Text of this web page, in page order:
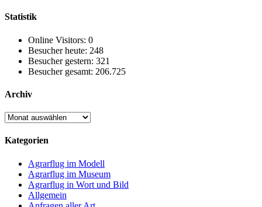
Statistik
Online Visitors: 0
Besucher heute: 248
Besucher gestern: 321
Besucher gesamt: 206.725
Archiv
Archiv
Kategorien
Agrarflug im Modell
Agrarflug im Museum
Agrarflug in Wort und Bild
Allgemein